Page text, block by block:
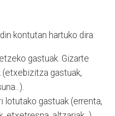
kontutan hartuko dira:
gastuak. Gizarte
(etxebizitza gastuak,
lotutako gastuak (errenta,